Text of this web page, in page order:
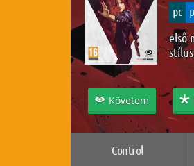
Control
pc
első
Követem